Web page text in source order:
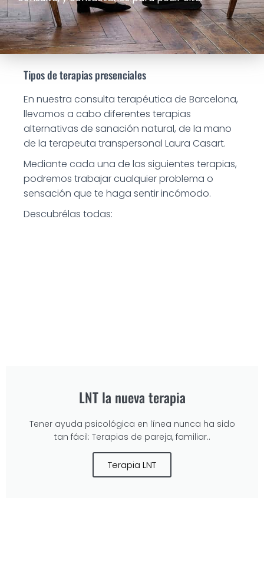
N
Tipos de terapias presenciales
En nuestra consulta terapéutica de Barcelona,
llevamos a cabo diferentes terapias
alternativas de sanación natural, de la mano
de la terapeuta transpersonal Laura Casart.
Mediante cada una de las siguientes terapias,
podremos trabajar cualquier problema o
sensación que te haga sentir incómodo.
Descubrélas todas:
LNT la nueva terapia
Tener ayuda psicológica en línea nunca ha sido
tan fácil: Terapias de pareja, familiar..
Terapia LNT